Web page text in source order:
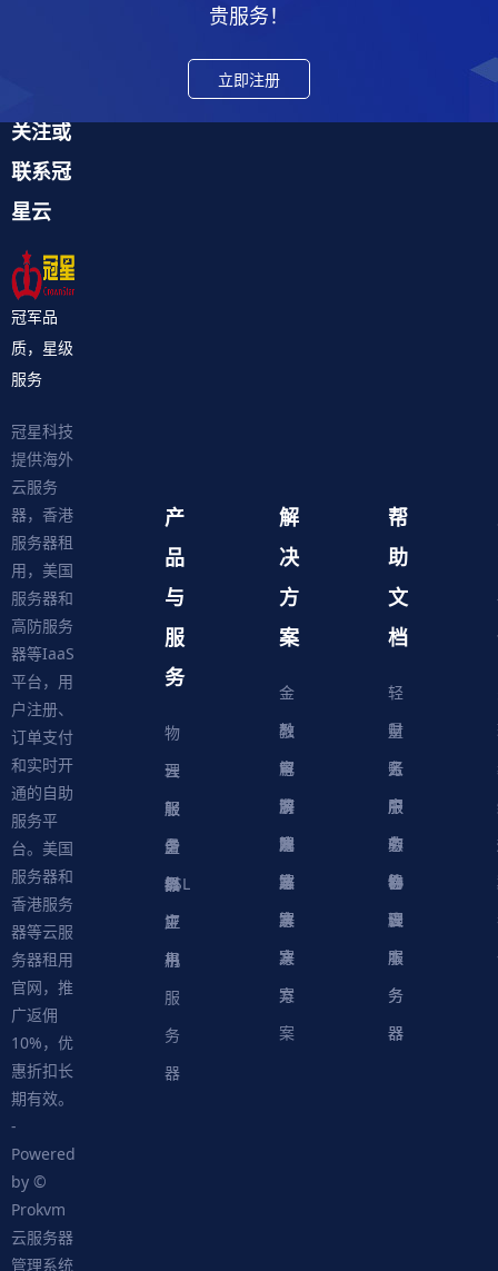
贵服务！
立即注册
关注或
联系冠
星云
冠军品
质，星级
服务
冠星科技
提供海外
云服务
器，香港
服务器租
用，美国
服务器和
高防服务
器等IaaS
平台，用
户注册、
订单支付
和实时开
通的自助
服务平
台。美国
服务器和
香港服务
器等云服
务器租用
官网，推
广返佣
10%，优
惠折扣长
期有效。
-
Powered
by ©
Prokvm
云服务器
管理系统
产
品
与
服
务
物
理
服
务
器
云
服
务
器
轻
量
级
应
用
服
务
器
虚
拟
主
机
SSL
证
书
解
决
方
案
金
融
解
决
方
案
教
育
解
决
方
案
电
商
解
决
方
案
游
戏
解
决
方
案
网
站
解
决
方
案
帮
助
文
档
轻
量
云
服
务
器
财
务
中
心
账
户
中
心
服
务
协
议
软
件
脚
本
物
理
服
务
器
云
服
务
器